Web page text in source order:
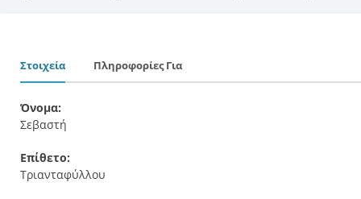
Στοιχεία Πληροφορίες Για
Όνομα:
Σεβαστή
Επίθετο:
Τριανταφύλλου